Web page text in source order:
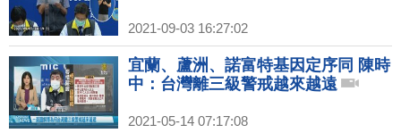
2021-09-03 16:27:02
宜蘭、蘆洲、諾富特基因定序同 陳時
中：台灣離三級警戒越來越遠
2021-05-14 07:17:08